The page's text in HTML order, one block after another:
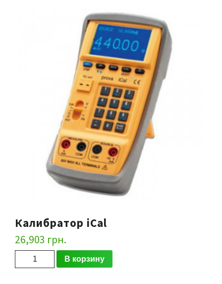
Калибратор iCal
26,903 грн.
Количество В корзину